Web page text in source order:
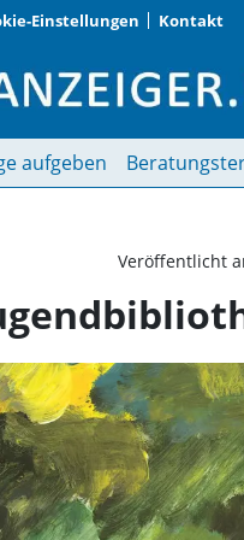
Einstellungen Kontakt
in der
aufgeben
Veröffentlicht